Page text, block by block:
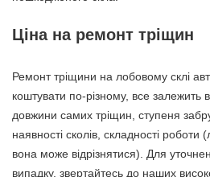
Ціна на ремонт тріщин
Ремонт тріщини на лобовому склі
коштувати по-різному, все залежить
довжини самих тріщин, ступеня
наявності сколів, складності
вона може відрізнятися). Для
випадку, звертайтесь до наших